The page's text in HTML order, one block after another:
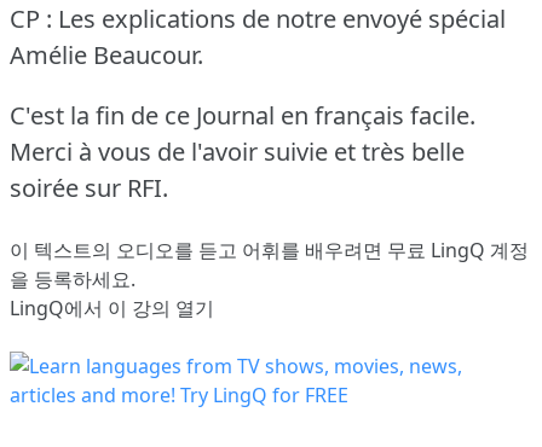
CP : Les explications de notre envoyé spécial
Amélie Beaucour.
C'est la fin de ce Journal en français facile.
Merci à vous de l'avoir suivie et très belle
soirée sur RFI.
이 텍스트의 오디오를 듣고 어휘를 배우려면 무료 LingQ 계정
을 등록하세요.
LingQ에서 이 강의 열기